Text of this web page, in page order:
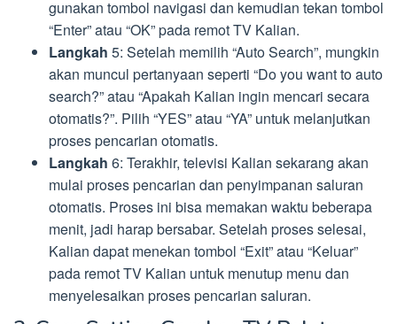
gunakan tombol navigasi dan kemudian tekan tombol
“Enter” atau “OK” pada remot TV Kalian.
Langkah 5: Setelah memilih “Auto Search”, mungkin
akan muncul pertanyaan seperti “Do you want to auto
search?” atau “Apakah Kalian ingin mencari secara
otomatis?”. Pilih “YES” atau “YA” untuk melanjutkan
proses pencarian otomatis.
Langkah 6: Terakhir, televisi Kalian sekarang akan
mulai proses pencarian dan penyimpanan saluran
otomatis. Proses ini bisa memakan waktu beberapa
menit, jadi harap bersabar. Setelah proses selesai,
Kalian dapat menekan tombol “Exit” atau “Keluar”
pada remot TV Kalian untuk menutup menu dan
menyelesaikan proses pencarian saluran.